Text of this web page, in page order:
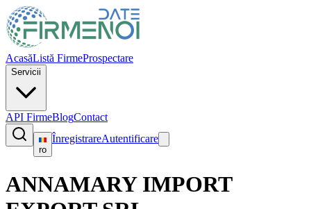
AcasăListă FirmeProspectare
Servicii
API FirmeBlogContact
ro
ÎnregistrareAutentificare
ANNAMARY IMPORT